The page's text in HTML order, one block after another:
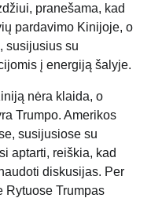
pranešama, kad
pardavimo Kinijoje, o
susijusius su
į energiją šalyje.
nėra klaida, o
Trumpo. Amerikos
susijusiose su
aptarti, reiškia, kad
diskusijas. Per
Rytuose Trumpas